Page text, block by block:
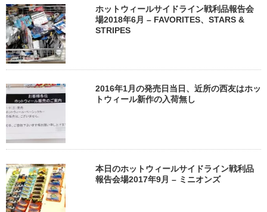
ホットウィールサイドライン戦利品報告会
場2018年6月 – FAVORITES、STARS &
STRIPES
2016年1月の発売日当日、近所の西友はホッ
トウィール新作の入荷無し
本日のホットウィールサイドライン戦利品
報告会場2017年9月 – ミニオンズ